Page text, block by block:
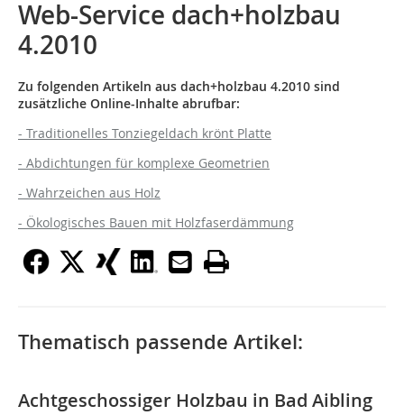
Web-Service dach+holzbau
4.2010
Zu folgenden Artikeln aus dach+holzbau 4.2010 sind
zusätzliche Online-Inhalte abrufbar:
- Traditionelles Tonziegeldach krönt Platte
- Abdichtungen für komplexe Geometrien
- Wahrzeichen aus Holz
- Ökologisches Bauen mit Holzfaserdämmung
Thematisch passende Artikel:
Achtgeschossiger Holzbau in Bad Aibling